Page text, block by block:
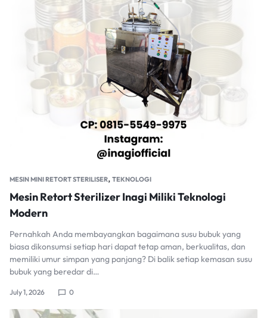
MESIN MINI RETORT STERILISER, TEKNOLOGI
Mesin Retort Sterilizer Inagi Miliki Teknologi
Modern
Pernahkah Anda membayangkan bagaimana susu bubuk yang
biasa dikonsumsi setiap hari dapat tetap aman, berkualitas, dan
memiliki umur simpan yang panjang? Di balik setiap kemasan susu
bubuk yang beredar di…
July 1, 2026 0